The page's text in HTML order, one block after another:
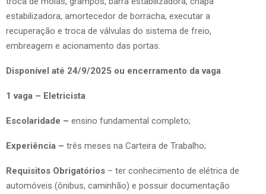
estabilizadora, amortecedor de borracha, executar a
recuperação e troca de válvulas do sistema de freio,
embreagem e acionamento das portas.
Disponível até 24/9/2025 ou encerramento da vaga
1 vaga – Eletricista
Escolaridade – ensino fundamental completo;
Experiência – três meses na Carteira de Trabalho;
Requisitos Obrigatórios – ter conhecimento de elétrica de
automóveis (ônibus, caminhão) e possuir documentação